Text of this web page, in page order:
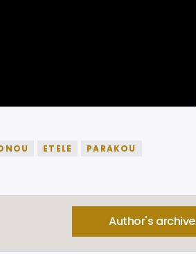
ETELE PARAKOU
Author's archive